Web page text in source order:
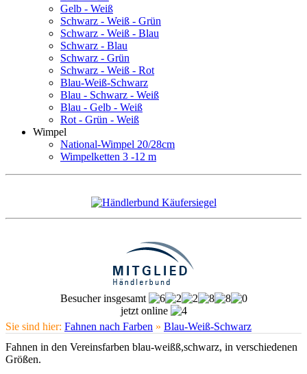
Gelb - Weiß
Schwarz - Weiß - Grün
Schwarz - Weiß - Blau
Schwarz - Blau
Schwarz - Grün
Schwarz - Weiß - Rot
Blau-Weiß-Schwarz
Blau - Schwarz - Weiß
Blau - Gelb - Weiß
Rot - Grün - Weiß
Wimpel
National-Wimpel 20/28cm
Wimpelketten 3 -12 m
Besucher insgesamt
jetzt online
Sie sind hier: Fahnen nach Farben » Blau-Weiß-Schwarz
Fahnen in den Vereinsfarben blau-weißß,schwarz, in verschiedenen
Größen.